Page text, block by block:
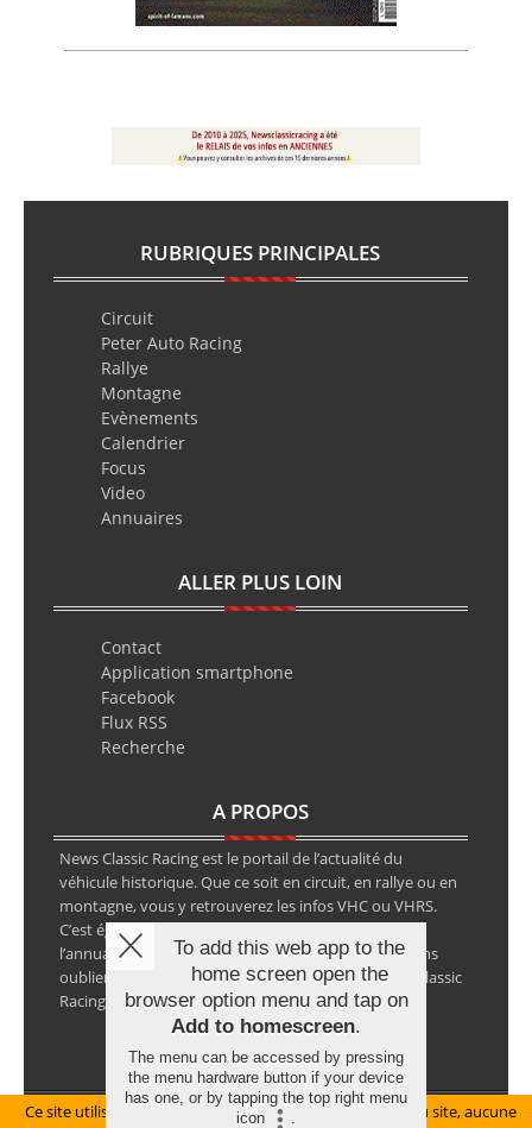
RUBRIQUES PRINCIPALES
Circuit
Peter Auto Racing
Rallye
Montagne
Evènements
Calendrier
Focus
Video
Annuaires
ALLER PLUS LOIN
Contact
Application smartphone
Facebook
Flux RSS
Recherche
A PROPOS
News Classic Racing est le portail de l’actualité du
véhicule historique. Que ce soit en circuit, en rallye ou en
montagne, vous y retrouverez les infos VHC ou VHRS.
C’est également le calendrier des épreuves ainsi que
l’annuaire des spécialistes de la voiture ancienne, sans
oublier les petites annonces avec notre partenaire Classic
Racing Annonces.
Mentions légales
Ce site utilise des cookies pour le bon fonctionnement du site, aucune
To add this web app to the
home screen open the
browser option menu and tap on
Add to homescreen.
The menu can be accessed by pressing
the menu hardware button if your device
has one, or by tapping the top right menu
icon
.